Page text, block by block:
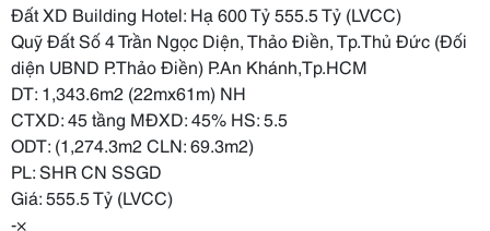
Đất XD Building Hotel: Hạ 600 Tỷ 555.5 Tỷ (LVCC)
Quỹ Đất Số 4 Trần Ngọc Diện, Thảo Điền, Tp.Thủ Đức (Đối
diện UBND P.Thảo Điền) P.An Khánh,Tp.HCM
DT: 1,343.6m2 (22mx61m) NH
CTXD: 45 tầng MĐXD: 45% HS: 5.5
ODT: (1,274.3m2 CLN: 69.3m2)
PL: SHR CN SSGD
Giá: 555.5 Tỷ (LVCC)
-×___________________